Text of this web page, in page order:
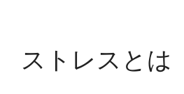
ー
ストレスとは